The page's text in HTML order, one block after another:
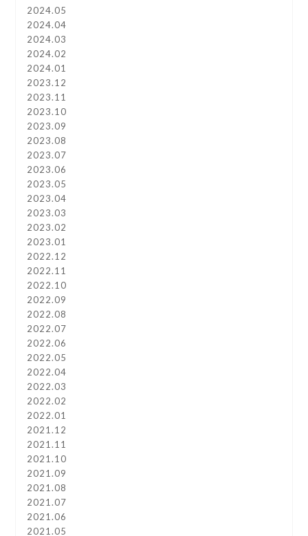
2024.05
2024.04
2024.03
2024.02
2024.01
2023.12
2023.11
2023.10
2023.09
2023.08
2023.07
2023.06
2023.05
2023.04
2023.03
2023.02
2023.01
2022.12
2022.11
2022.10
2022.09
2022.08
2022.07
2022.06
2022.05
2022.04
2022.03
2022.02
2022.01
2021.12
2021.11
2021.10
2021.09
2021.08
2021.07
2021.06
2021.05